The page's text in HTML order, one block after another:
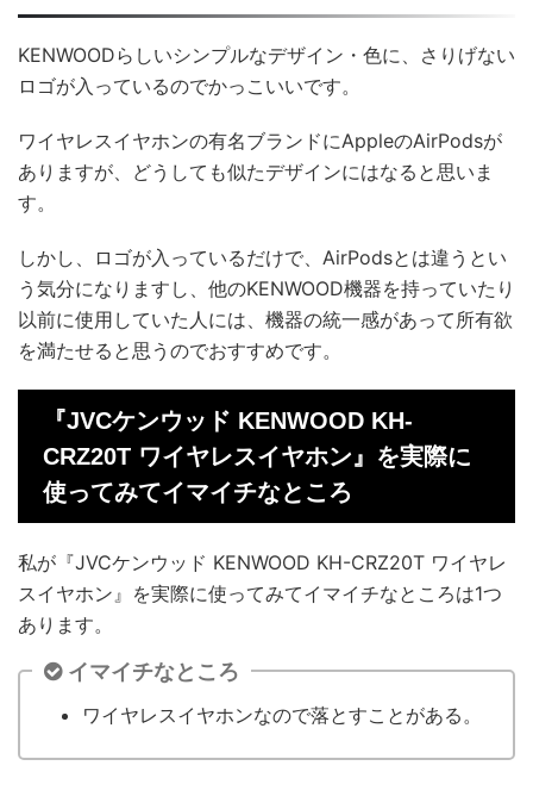
KENWOODらしいシンプルなデザイン・色に、さりげない
ロゴが入っているのでかっこいいです。
ワイヤレスイヤホンの有名ブランドにAppleのAirPodsが
ありますが、どうしても似たデザインにはなると思いま
す。
しかし、ロゴが入っているだけで、AirPodsとは違うとい
う気分になりますし、他のKENWOOD機器を持っていたり
以前に使用していた人には、機器の統一感があって所有欲
を満たせると思うのでおすすめです。
『JVCケンウッド KENWOOD KH-
CRZ20T ワイヤレスイヤホン』を実際に
使ってみてイマイチなところ
私が『JVCケンウッド KENWOOD KH-CRZ20T ワイヤレ
スイヤホン』を実際に使ってみてイマイチなところは1つ
あります。
イマイチなところ
ワイヤレスイヤホンなので落とすことがある。